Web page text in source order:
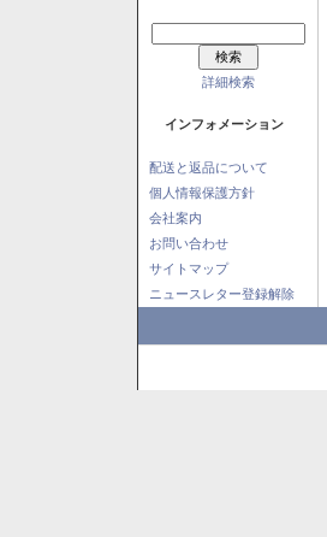
詳細検索
インフォメーション
配送と返品について
個人情報保護方針
会社案内
お問い合わせ
サイトマップ
ニュースレター登録解除